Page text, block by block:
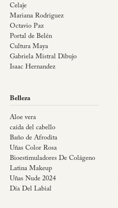
Celaje
Mariana Rodriguez
Octavio Paz
Portal de Belén
Cultura Maya
Gabriela Mistral Dibujo
Isaac Hernandez
Belleza
Aloe vera
caída del cabello
Baño de Afrodita
Uñas Color Rosa
Bioestimuladores De Colágeno
Latina Makeup
Uñas Nude 2024
Día Del Labial